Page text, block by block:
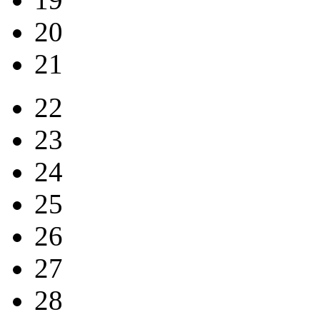
20
21
22
23
24
25
26
27
28